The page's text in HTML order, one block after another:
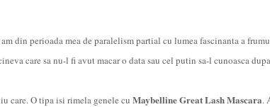
din perioada mea de paralelism partial cu lumea fascinanta a
care sa nu-l fi avut macar o data sau cel putin sa-l cunoasca
care. O tipa isi rimela genele cu Maybelline Great Lash Mascara.